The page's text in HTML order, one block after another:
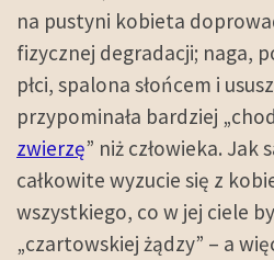
na pustyni kobieta
fizycznej degradacji; naga,
płci, spalona słońcem i
przypominała bardziej
zwierzę” niż człowieka. Jak
całkowite wyzucie się z
wszystkiego, co w jej ciele
„czartowskiej żądzy” – a